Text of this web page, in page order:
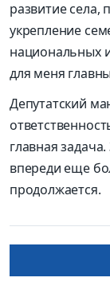
развитие села,
укрепление
национальных
для меня
Депутатский
главная
впереди еще
продолжается.